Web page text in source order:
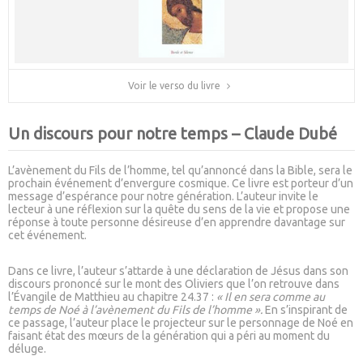
Voir le verso du livre
Un discours pour notre temps – Claude Dubé
L’avènement du Fils de l’homme, tel qu’annoncé dans la Bible, sera le
prochain événement d’envergure cosmique. Ce livre est porteur d’un
message d’espérance pour notre génération. L’auteur invite le
lecteur à une réflexion sur la quête du sens de la vie et propose une
réponse à toute personne désireuse d’en apprendre davantage sur
cet événement.
Dans ce livre, l’auteur s’attarde à une déclaration de Jésus dans son
discours prononcé sur le mont des Oliviers que l’on retrouve dans
l’Évangile de Matthieu au chapitre 24.37 : « Il en sera comme au
temps de Noé à l’avènement du Fils de l’homme ».En s’inspirant de
ce passage, l’auteur place le projecteur sur le personnage de Noé en
faisant état des mœurs de la génération qui a péri au moment du
déluge.